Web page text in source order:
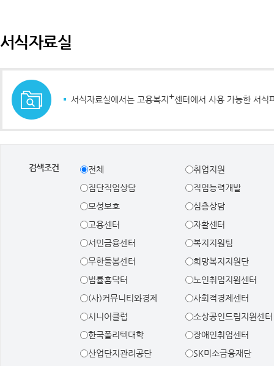
서식자료실
서식자료실에서는 고용복지 +센터에서 사용 가능한 서식
검색조건 전체
취업지원
집단직업상담
직업능력개발
모성보호
심층상담
고용센터
자활센터
서민금융센터
복지지원팀
무한돌봄센터
희망복지지원단
법률홈닥터
노인취업지원센터
(사)커뮤니티와경제
사회적경제센터
시니어클럽
소상공인드림지원센터
한국폴리텍대학
장애인취업센터
산업단지관리공단
SK미소금융재단